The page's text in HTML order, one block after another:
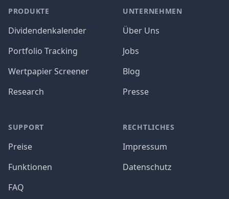
PRODUKTE
Dividendenkalender
Portfolio Tracking
Wertpapier Screener
Research
SUPPORT
Preise
Funktionen
FAQ
UNTERNEHMEN
Über Uns
Jobs
Blog
Presse
RECHTLICHES
Impressum
Datenschutz